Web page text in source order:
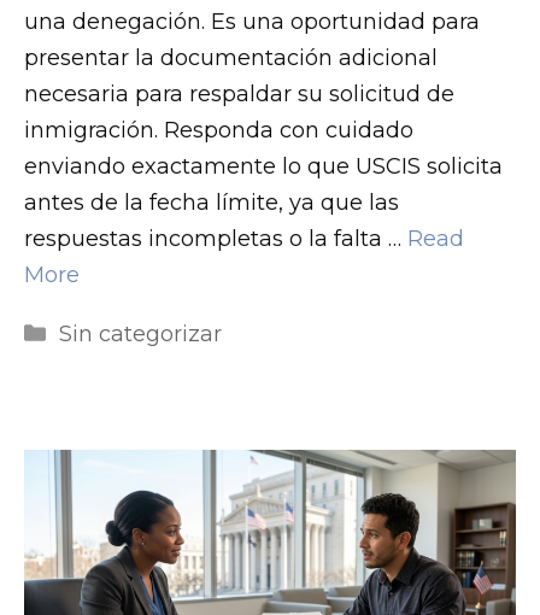
una denegación. Es una oportunidad para
presentar la documentación adicional
necesaria para respaldar su solicitud de
inmigración. Responda con cuidado
enviando exactamente lo que USCIS solicita
antes de la fecha límite, ya que las
respuestas incompletas o la falta … Read
More
Categorías
Sin categorizar